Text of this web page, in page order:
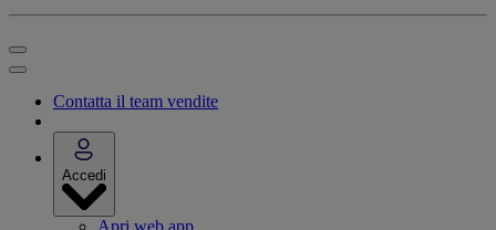
Contatta il team vendite
Accedi
Apri web app